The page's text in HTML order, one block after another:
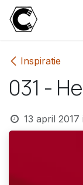
Overslaan naar
Inspiratie
031 -
13 april 2017